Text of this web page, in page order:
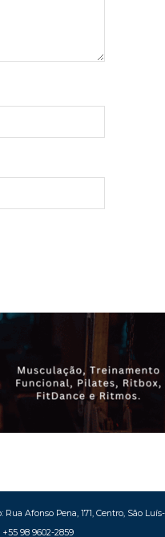
Rua Afonso Pena, 171, Centro, São
+55 98 9602-2859